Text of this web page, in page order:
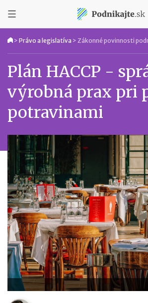
> Právo a legislatíva > Zákonné povinnosti
Plán HACCP -
výrobná prax pri
potravinami